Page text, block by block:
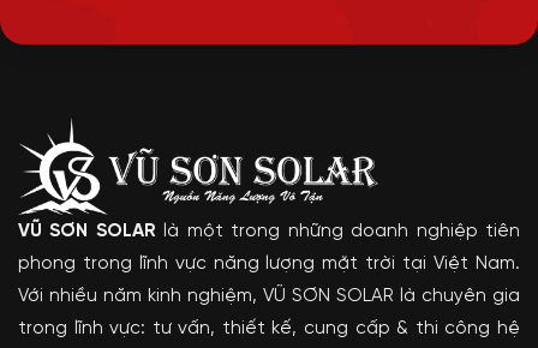
VŨ SƠN SOLAR là một trong những doanh nghiệp tiên
phong trong lĩnh vực năng lượng mặt trời tại Việt Nam.
Với nhiều năm kinh nghiệm, VŨ SƠN SOLAR là chuyên gia
trong lĩnh vực: tư vấn, thiết kế, cung cấp & thi công hệ